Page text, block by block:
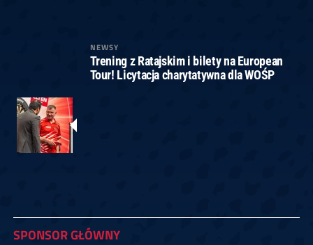
NEWSY
Trening z Ratajskim i bilety na European
Tour! Licytacja charytatywna dla WOŚP
SPONSOR GŁÓWNY